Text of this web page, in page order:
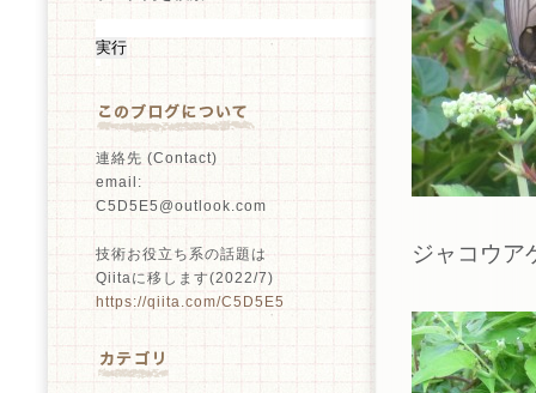
連絡先 (Contact)
email:
C5D5E5@outlook.com
技術お役立ち系の話題は
Qiitaに移します(2022/7)
https://qiita.com/C5D5E5
ジャコウア